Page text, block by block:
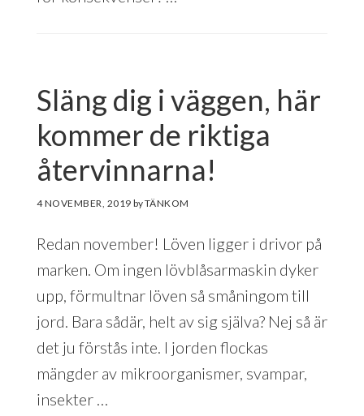
Släng dig i väggen, här
kommer de riktiga
återvinnarna!
4 NOVEMBER, 2019 by
Redan november! Löven ligger i drivor på
marken. Om ingen lövblåsarmaskin dyker
upp, förmultnar löven så småningom till
jord. Bara sådär, helt av sig själva? Nej så är
det ju förstås inte. I jorden flockas
mängder av mikroorganismer, svampar,
insekter …